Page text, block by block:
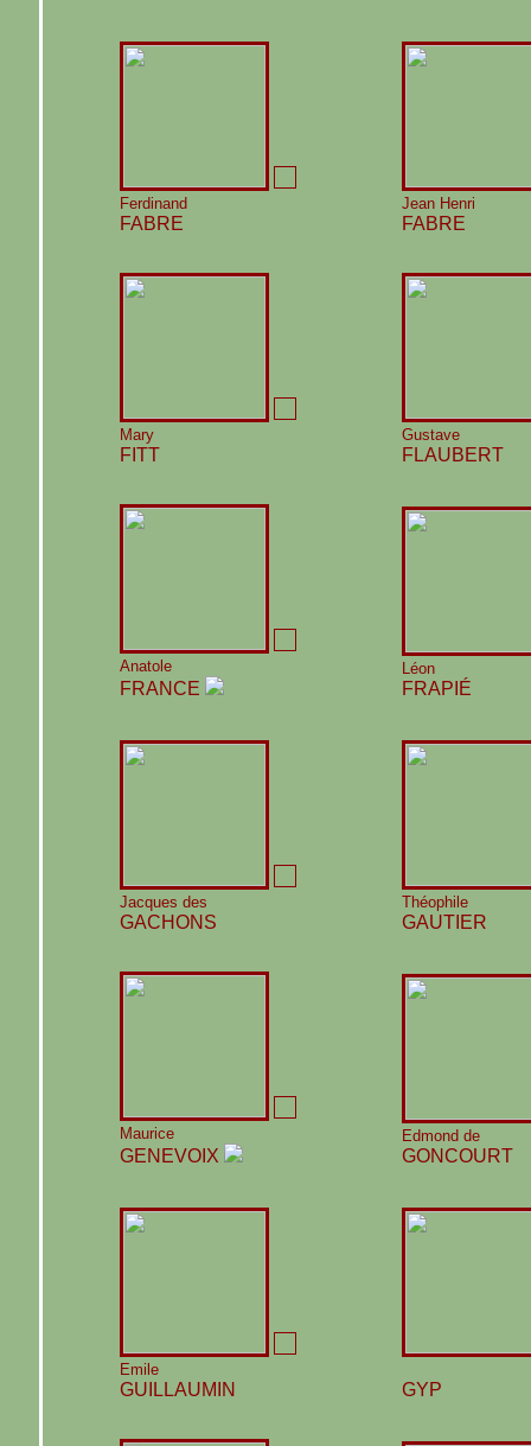
Ferdinand
FABRE
Jean Henri
FABRE
Mary
FITT
Gustave
FLAUBERT
Anatole
FRANCE
Léon
FRAPIÉ
Jacques des
GACHONS
Théophile
GAUTIER
Maurice
GENEVOIX
Edmond de
GONCOURT
Emile
GUILLAUMIN GYP